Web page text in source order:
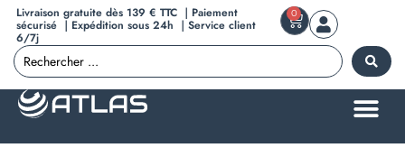
Livraison gratuite dès 139 € TTC ｜Paiement
sécurisé ｜Expédition sous 24h ｜Service client
6/7j
0